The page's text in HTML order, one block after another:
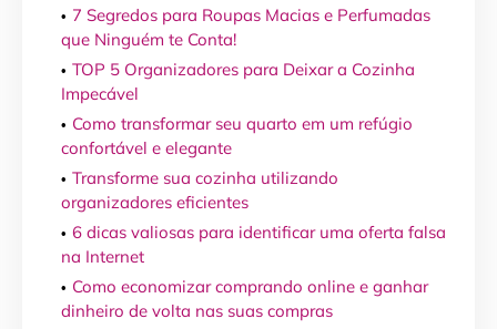
7 Segredos para Roupas Macias e Perfumadas
que Ninguém te Conta!
TOP 5 Organizadores para Deixar a Cozinha
Impecável
Como transformar seu quarto em um refúgio
confortável e elegante
Transforme sua cozinha utilizando
organizadores eficientes
6 dicas valiosas para identificar uma oferta falsa
na Internet
Como economizar comprando online e ganhar
dinheiro de volta nas suas compras